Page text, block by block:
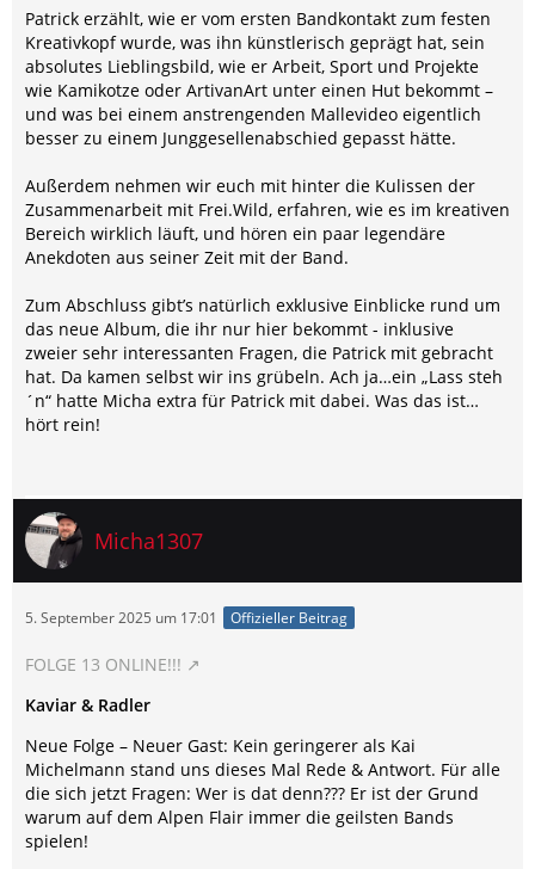
Patrick erzählt, wie er vom ersten Bandkontakt zum festen
Kreativkopf wurde, was ihn künstlerisch geprägt hat, sein
absolutes Lieblingsbild, wie er Arbeit, Sport und Projekte
wie Kamikotze oder ArtivanArt unter einen Hut bekommt –
und was bei einem anstrengenden Mallevideo eigentlich
besser zu einem Junggesellenabschied gepasst hätte.
Außerdem nehmen wir euch mit hinter die Kulissen der
Zusammenarbeit mit Frei.Wild, erfahren, wie es im kreativen
Bereich wirklich läuft, und hören ein paar legendäre
Anekdoten aus seiner Zeit mit der Band.
Zum Abschluss gibt’s natürlich exklusive Einblicke rund um
das neue Album, die ihr nur hier bekommt - inklusive
zweier sehr interessanten Fragen, die Patrick mit gebracht
hat. Da kamen selbst wir ins grübeln. Ach ja…ein „Lass steh
´n“ hatte Micha extra für Patrick mit dabei. Was das ist…
hört rein!
Micha1307
5. September 2025 um 17:01 Offizieller Beitrag
FOLGE 13 ONLINE!!!
Kaviar & Radler
Neue Folge – Neuer Gast: Kein geringerer als Kai
Michelmann stand uns dieses Mal Rede & Antwort. Für alle
die sich jetzt Fragen: Wer is dat denn??? Er ist der Grund
warum auf dem Alpen Flair immer die geilsten Bands
spielen!